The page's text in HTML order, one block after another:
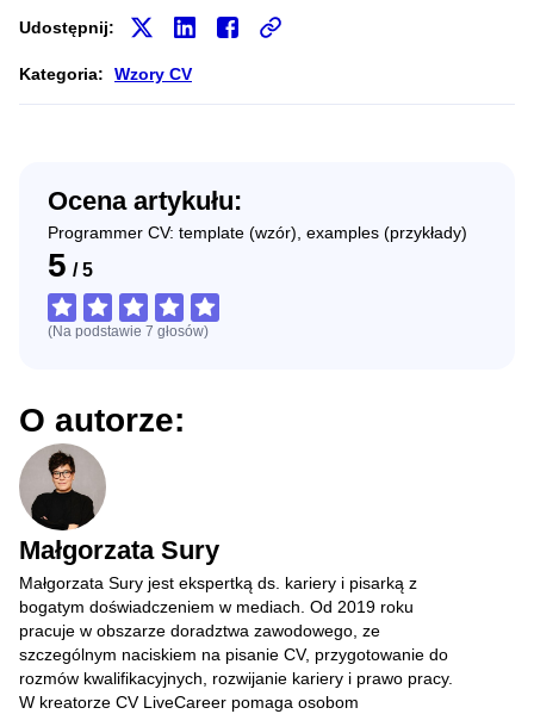
Udostępnij:
Kategoria: Wzory CV
Ocena artykułu:
Programmer CV: template (wzór), examples (przykłady)
5 / 5
(Na podstawie 7 głosów)
O autorze:
Małgorzata Sury
Małgorzata Sury jest ekspertką ds. kariery i pisarką z
bogatym doświadczeniem w mediach. Od 2019 roku
pracuje w obszarze doradztwa zawodowego, ze
szczególnym naciskiem na pisanie CV, przygotowanie do
rozmów kwalifikacyjnych, rozwijanie kariery i prawo pracy.
W kreatorze CV LiveCareer pomaga osobom